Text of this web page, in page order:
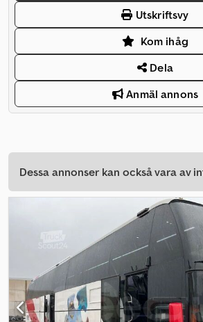
Utskriftsvy
Kom ihåg
Dela
Anmäl annons
Dessa annonser kan också vara av